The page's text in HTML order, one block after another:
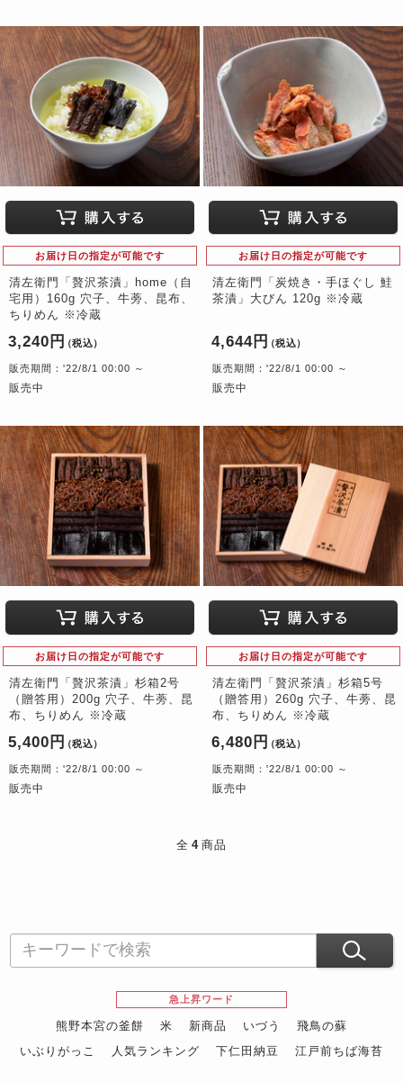
お届け日の指定が可能です
清左衛門「贅沢茶漬」home（自
宅用）160g 穴子、牛蒡、昆布、
ちりめん ※冷蔵
3,240円 （税込）
販売期間：'22/8/1 00:00 ～
販売中
お届け日の指定が可能です
清左衛門「炭焼き・手ほぐし 鮭
茶漬」大びん 120g ※冷蔵
4,644円 （税込）
販売期間：'22/8/1 00:00 ～
販売中
お届け日の指定が可能です
清左衛門「贅沢茶漬」杉箱2号
（贈答用）200g 穴子、牛蒡、昆
布、ちりめん ※冷蔵
5,400円 （税込）
販売期間：'22/8/1 00:00 ～
販売中
お届け日の指定が可能です
清左衛門「贅沢茶漬」杉箱5号
（贈答用）260g 穴子、牛蒡、昆
布、ちりめん ※冷蔵
6,480円 （税込）
販売期間：'22/8/1 00:00 ～
販売中
全 4 商品
急上昇ワード
熊野本宮の釜餅 米 新商品 いづう
飛鳥の蘇
いぶりがっこ
人気ランキング 下仁田納豆
江戸前ちば海苔